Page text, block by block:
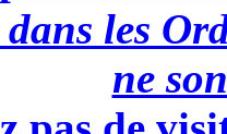
les
ne